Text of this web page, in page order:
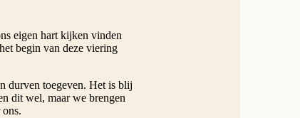
eigen hart kijken vinden
begin van deze viering
durven toegeven. Het is blij
dit wel, maar we brengen